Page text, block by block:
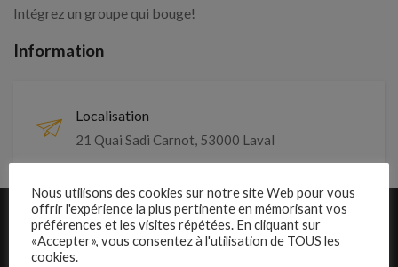
Intégrez un groupe qui bouge!
Information
Localisation
21 Quai Sadi Carnot, 53000 Laval
Liens rapides
Présentation de Carrosseriejob
Nous utilisons des cookies sur notre site Web pour vous
offrir l'expérience la plus pertinente en mémorisant vos
préférences et les visites répétées. En cliquant sur
«Accepter», vous consentez à l'utilisation de TOUS les
cookies.